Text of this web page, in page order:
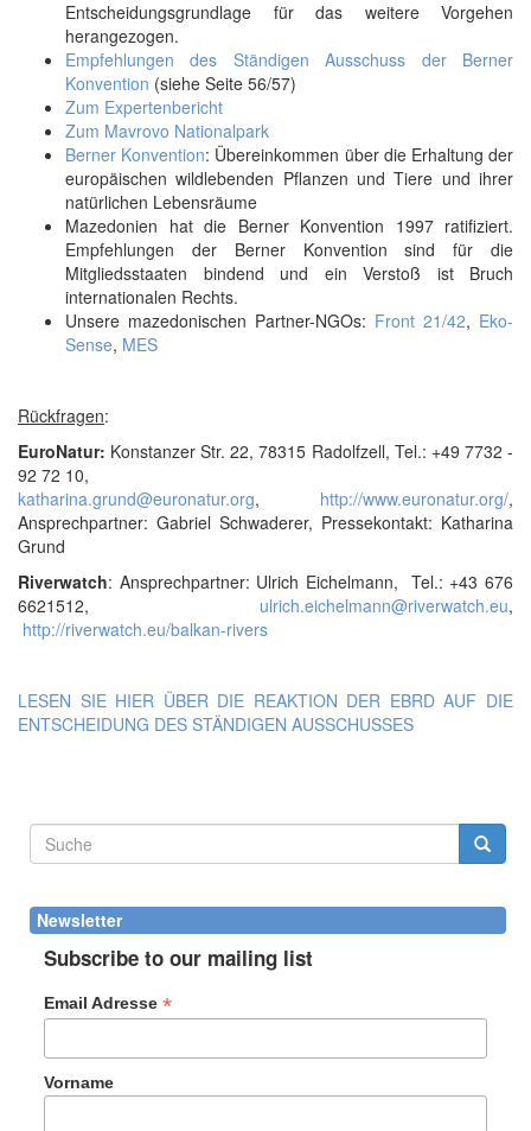
Entscheidungsgrundlage für das weitere Vorgehen
herangezogen.
Empfehlungen des Ständigen Ausschuss der Berner
Konvention (siehe Seite 56/57)
Zum Expertenbericht
Zum Mavrovo Nationalpark
Berner Konvention: Übereinkommen über die Erhaltung der
europäischen wildlebenden Pflanzen und Tiere und ihrer
natürlichen Lebensräume
Mazedonien hat die Berner Konvention 1997 ratifiziert.
Empfehlungen der Berner Konvention sind für die
Mitgliedsstaaten bindend und ein Verstoß ist Bruch
internationalen Rechts.
Unsere mazedonischen Partner-NGOs: Front 21/42, Eko-
Sense, MES
Rückfragen:
EuroNatur: Konstanzer Str. 22, 78315 Radolfzell, Tel.: +49 7732 -
92 72 10,
katharina.grund@euronatur.org, http://www.euronatur.org/,
Ansprechpartner: Gabriel Schwaderer, Pressekontakt: Katharina
Grund
Riverwatch: Ansprechpartner: Ulrich Eichelmann, Tel.: +43 676
6621512, ulrich.eichelmann@riverwatch.eu,
http://riverwatch.eu/balkan-rivers
LESEN SIE HIER ÜBER DIE REAKTION DER EBRD AUF DIE
ENTSCHEIDUNG DES STÄNDIGEN AUSSCHUSSES
Suchformular
Newsletter
Subscribe to our mailing list
Email Adresse*
Vorname